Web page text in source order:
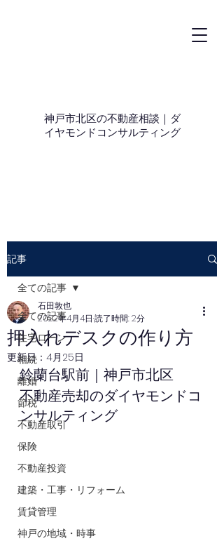
神戸市北区の不動産相談｜ダ
イヤモンドコンサルティング
記事
全ての記事
住宅ローン
相続
離婚
節税
不動産取引
保険
不動産投資
建築・工事・リフォーム
賃貸管理
神戸の地域・時事
全ての記事
押入れデスクの作り方
石田敦也
2022年4月4日 読了時間: 2分
更新日： 4月25日
鈴蘭台駅前｜神戸市北区
不動産売却のダイヤモンドコ
ンサルティング